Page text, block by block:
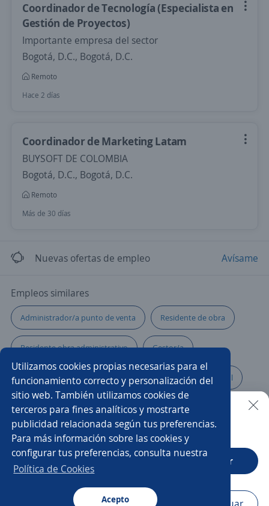
Utilizamos cookies propias necesarias para el
funcionamiento correcto y personalización del
sitio web. También utilizamos cookies de
terceros para fines analíticos y mostrarte
publicidad relacionada según tus preferencias.
Para más información sobre las cookies y
configurar tus preferencias, consulta nuestra
Política de Cookies
Acepto
Coordinador de Tecnología (Especialista en
Gestión de Proyectos)
Importante empresa del sector
Bogotá, D.C., Bogotá, D.C.
Remoto
Hace 2 días
Coordinador de Marketing Latam
BUYSOFT DE COLOMBIA
Bogotá, D.C., Bogotá, D.C.
Remoto
Más de 30 días
Nuevas ofertas de empleo Avísame
Empleos similares
Administrador/a punto de venta Residente de obra
Residente obra administrativo Gestor/a
Gerente administrativo Chef Gerente comercial
Supervisor/a de ventas Promotor/a de cambaceo
Residente de obra civil Oficial de construcción
Coordinador/a
Supervisor/a de obra Pasante de ingeniero civil
Buscar es más fácil en la app
CT App Abrir
Navegador Continuar